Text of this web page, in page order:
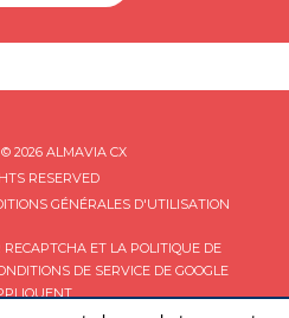
2026 ALMAVIA CX
RESERVED
GÉNÉRALES D'UTILISATION
RECAPTCHA ET LA POLITIQUE DE
DE SERVICEDE GOOGLE